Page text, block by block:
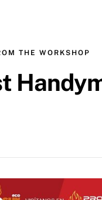
THE WORKSHOP